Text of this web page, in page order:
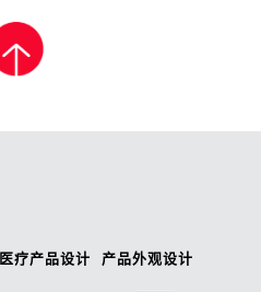
医疗产品设计 产品外观设计